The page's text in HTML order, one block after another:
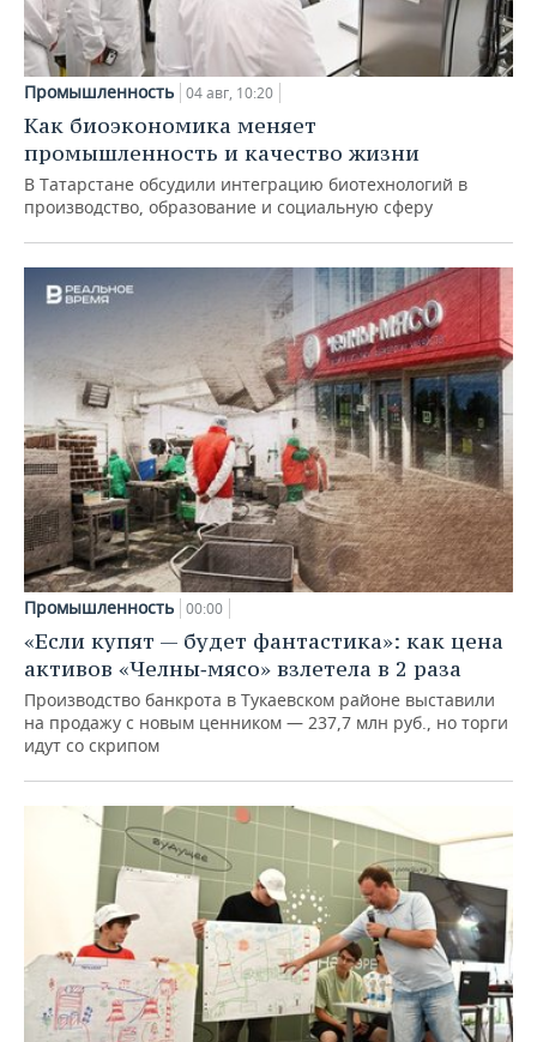
Промышленность 04 авг, 10:20
Как биоэкономика меняет
промышленность и качество жизни
В Татарстане обсудили интеграцию биотехнологий в
производство, образование и социальную сферу
Промышленность 00:00
«Если купят — будет фантастика»: как цена
активов «Челны‑мясо» взлетела в 2 раза
Производство банкрота в Тукаевском районе выставили
на продажу с новым ценником — 237,7 млн руб., но торги
идут со скрипом